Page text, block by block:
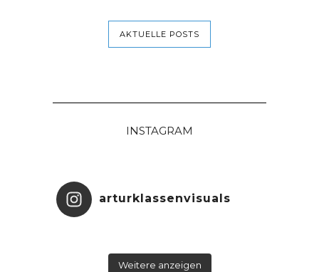
AKTUELLE POSTS
INSTAGRAM
arturklassenvisuals
Weitere anzeigen